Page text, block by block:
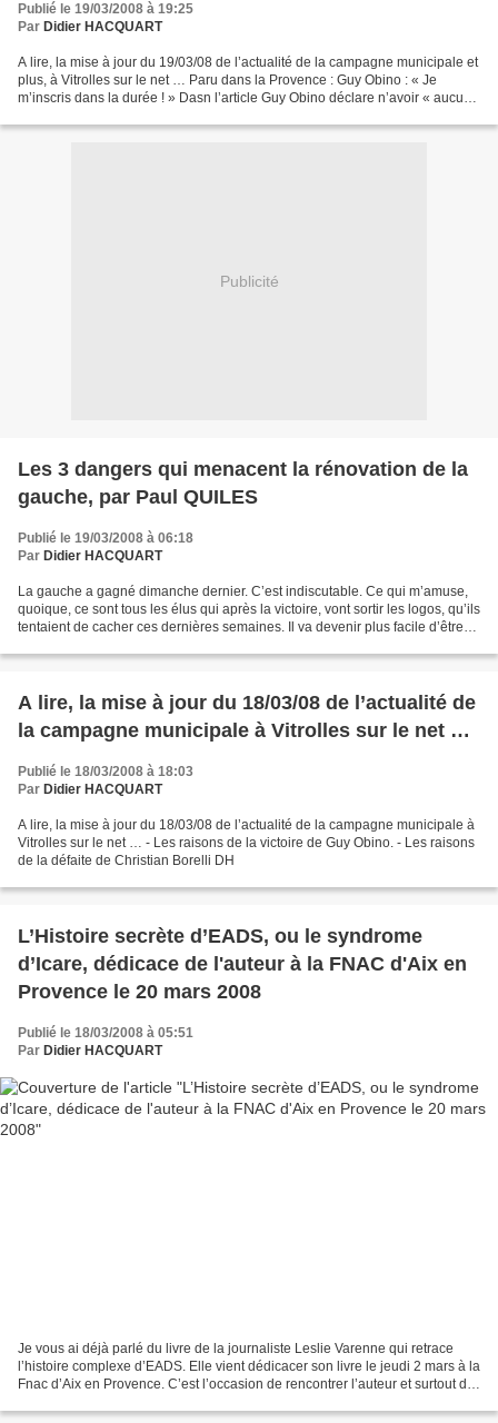
Publié le 19/03/2008 à 19:25
Par Didier HACQUART
A lire, la mise à jour du 19/03/08 de l’actualité de la campagne municipale et
plus, à Vitrolles sur le net … Paru dans la Provence : Guy Obino : « Je
m’inscris dans la durée ! » Dasn l’article Guy Obino déclare n’avoir « aucune
Publicité
Les 3 dangers qui menacent la rénovation de la
gauche, par Paul QUILES
Publié le 19/03/2008 à 06:18
Par Didier HACQUART
La gauche a gagné dimanche dernier. C’est indiscutable. Ce qui m’amuse,
quoique, ce sont tous les élus qui après la victoire, vont sortir les logos, qu’ils
tentaient de cacher ces dernières semaines. Il va devenir plus facile d’être
A lire, la mise à jour du 18/03/08 de l’actualité de
la campagne municipale à Vitrolles sur le net …
Publié le 18/03/2008 à 18:03
Par Didier HACQUART
A lire, la mise à jour du 18/03/08 de l’actualité de la campagne municipale à
Vitrolles sur le net … - Les raisons de la victoire de Guy Obino. - Les raisons
de la défaite de Christian Borelli DH
L’Histoire secrète d’EADS, ou le syndrome
d’Icare, dédicace de l'auteur à la FNAC d'Aix en
Provence le 20 mars 2008
Publié le 18/03/2008 à 05:51
Par Didier HACQUART
Je vous ai déjà parlé du livre de la journaliste Leslie Varenne qui retrace
l’histoire complexe d’EADS. Elle vient dédicacer son livre le jeudi 2 mars à la
Fnac d’Aix en Provence. C’est l’occasion de rencontrer l’auteur et surtout de